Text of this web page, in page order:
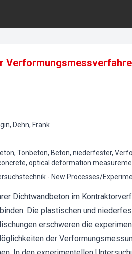
Dehn, Frank
Tonbeton, Beton, niederfester,
optical deformation
- New Processes/
Dichtwandbeton im
Die plastischen und
erschweren die
der